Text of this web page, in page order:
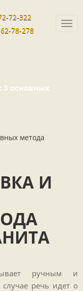
72-322
78-278
3 основных
И
ручным и
речь идет о